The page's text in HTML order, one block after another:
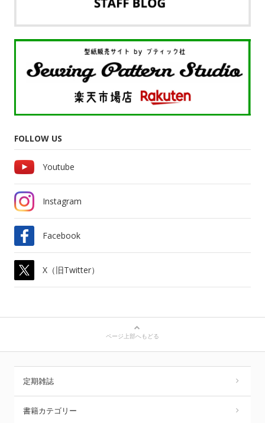
FOLLOW US
Youtube
Instagram
Facebook
X（旧Twitter）
ページ上部へもどる
定期雑誌
書籍カテゴリー